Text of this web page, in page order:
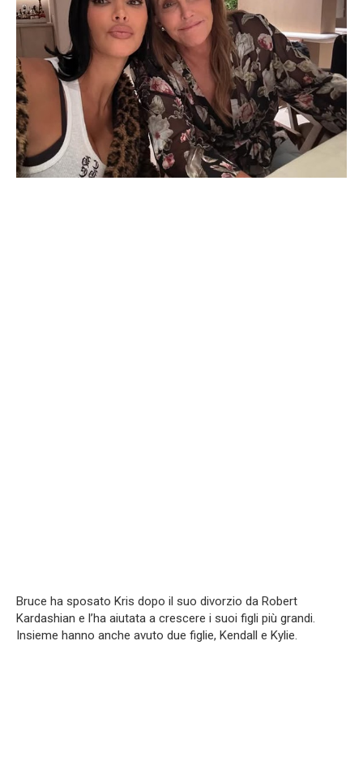
Bruce ha sposato Kris dopo il suo divorzio da Robert
Kardashian e l’ha aiutata a crescere i suoi figli più grandi.
Insieme hanno anche avuto due figlie, Kendall e Kylie.